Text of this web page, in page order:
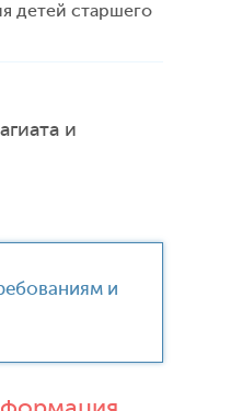
детей старшего
и
и